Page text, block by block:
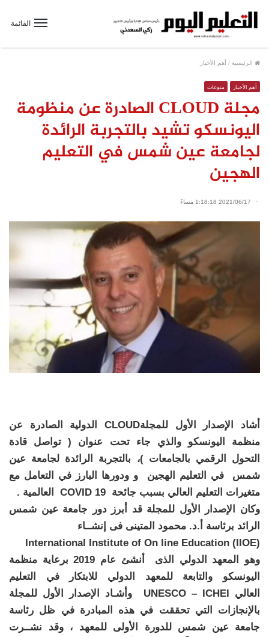
القائمة
الرئيسية / أهم الأخبار
أهم الأخبار منوعات
مجلة CLOUD الصادرة عن منظومة
اليونسكو تشيد بالتجربة الرائدة
لجامعة عين شمس في التعليم
الهجين
2021/06/17 1:18:18 مساءً
أشاد الإصدار الأول للمجلةCLOUD الدولية الصادرة عن
منظمة اليونسكو والذي جاء تحت عنوان ( تواصل قادة
التحول الرقمي بالجامعات )، بالتجربة الرائدة لجامعة عين
شمس في التعليم الهجين و ودورها البارز في التعامل مع
متغيرات التعليم العالي بسبب جائحة COVID 19 العالمية .
وكان الإصدار الأول للمجلة قد أبرز دور جامعة عين شمس
الرائد برئاسة أ.د. محمود المتينى فى إنشــاء
International Institute of On line Education (IIOE)
وهو المعهد الدولي الذى أنشئ عام 2019 برعاية منظمة
اليونسكو والتابعة للمعهد الدولي للابتكار في التعليم
العالي UNESCO – ICHEI وأشـاد الإصدار الأول للمجلة
بالإنجازات التي تحققت في هذه المبادرة في ظل رئاسة
جامعة عين شمس للدورة الأولى للمعهد ، وقد نشــرت